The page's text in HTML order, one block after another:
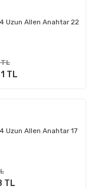
Uzun Allen Anahtar 22
TL
Uzun Allen Anahtar 17
TL